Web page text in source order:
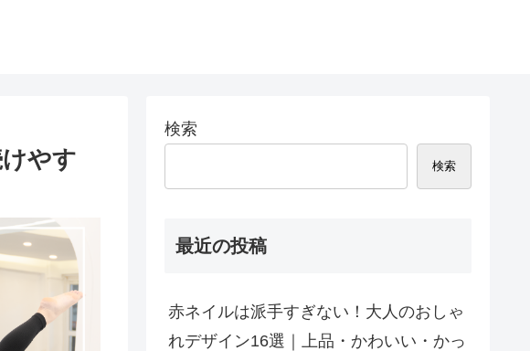
やす
検索
検索
最近の投稿
赤ネイルは派手すぎない！大人のおしゃ
れデザイン16選｜上品・かわいい・かっ